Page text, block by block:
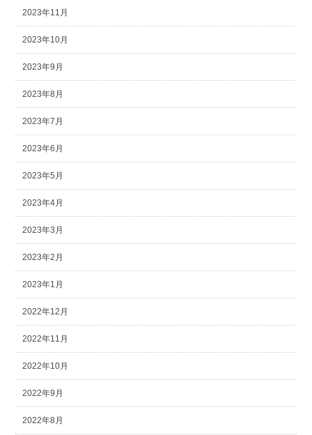
2023年11月
2023年10月
2023年9月
2023年8月
2023年7月
2023年6月
2023年5月
2023年4月
2023年3月
2023年2月
2023年1月
2022年12月
2022年11月
2022年10月
2022年9月
2022年8月